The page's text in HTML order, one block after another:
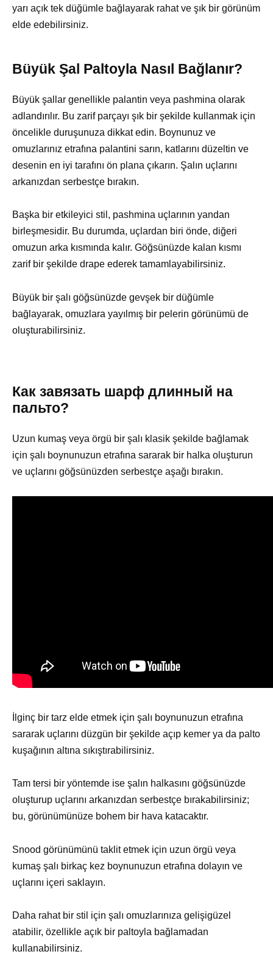
yarı açık tek düğümle bağlayarak rahat ve şık bir görünüm
elde edebilirsiniz.
Büyük Şal Paltoyla Nasıl Bağlanır?
Büyük şallar genellikle palantin veya pashmina olarak
adlandırılır. Bu zarif parçayı şık bir şekilde kullanmak için
öncelikle duruşunuza dikkat edin. Boynunuz ve
omuzlarınız etrafına palantini sarın, katlarını düzeltin ve
desenin en iyi tarafını ön plana çıkarın. Şalın uçlarını
arkanızdan serbestçe bırakın.
Başka bir etkileyici stil, pashmina uçlarının yandan
birleşmesidir. Bu durumda, uçlardan biri önde, diğeri
omuzun arka kısmında kalır. Göğsünüzde kalan kısmı
zarif bir şekilde drape ederek tamamlayabilirsiniz.
Büyük bir şalı göğsünüzde gevşek bir düğümle
bağlayarak, omuzlara yayılmış bir pelerin görünümü de
oluşturabilirsiniz.
Как завязать шарф длинный на
пальто?
Uzun kumaş veya örgü bir şalı klasik şekilde bağlamak
için şalı boynunuzun etrafına sararak bir halka oluşturun
ve uçlarını göğsünüzden serbestçe aşağı bırakın.
İlginç bir tarz elde etmek için şalı boynunuzun etrafına
sararak uçlarını düzgün bir şekilde açıp kemer ya da palto
kuşağının altına sıkıştırabilirsiniz.
Tam tersi bir yöntemde ise şalın halkasını göğsünüzde
oluşturup uçlarını arkanızdan serbestçe bırakabilirsiniz;
bu, görünümünüze bohem bir hava katacaktır.
Snood görünümünü taklit etmek için uzun örgü veya
kumaş şalı birkaç kez boynunuzun etrafına dolayın ve
uçlarını içeri saklayın.
Daha rahat bir stil için şalı omuzlarınıza gelişigüzel
atabilir, özellikle açık bir paltoyla bağlamadan
kullanabilirsiniz.